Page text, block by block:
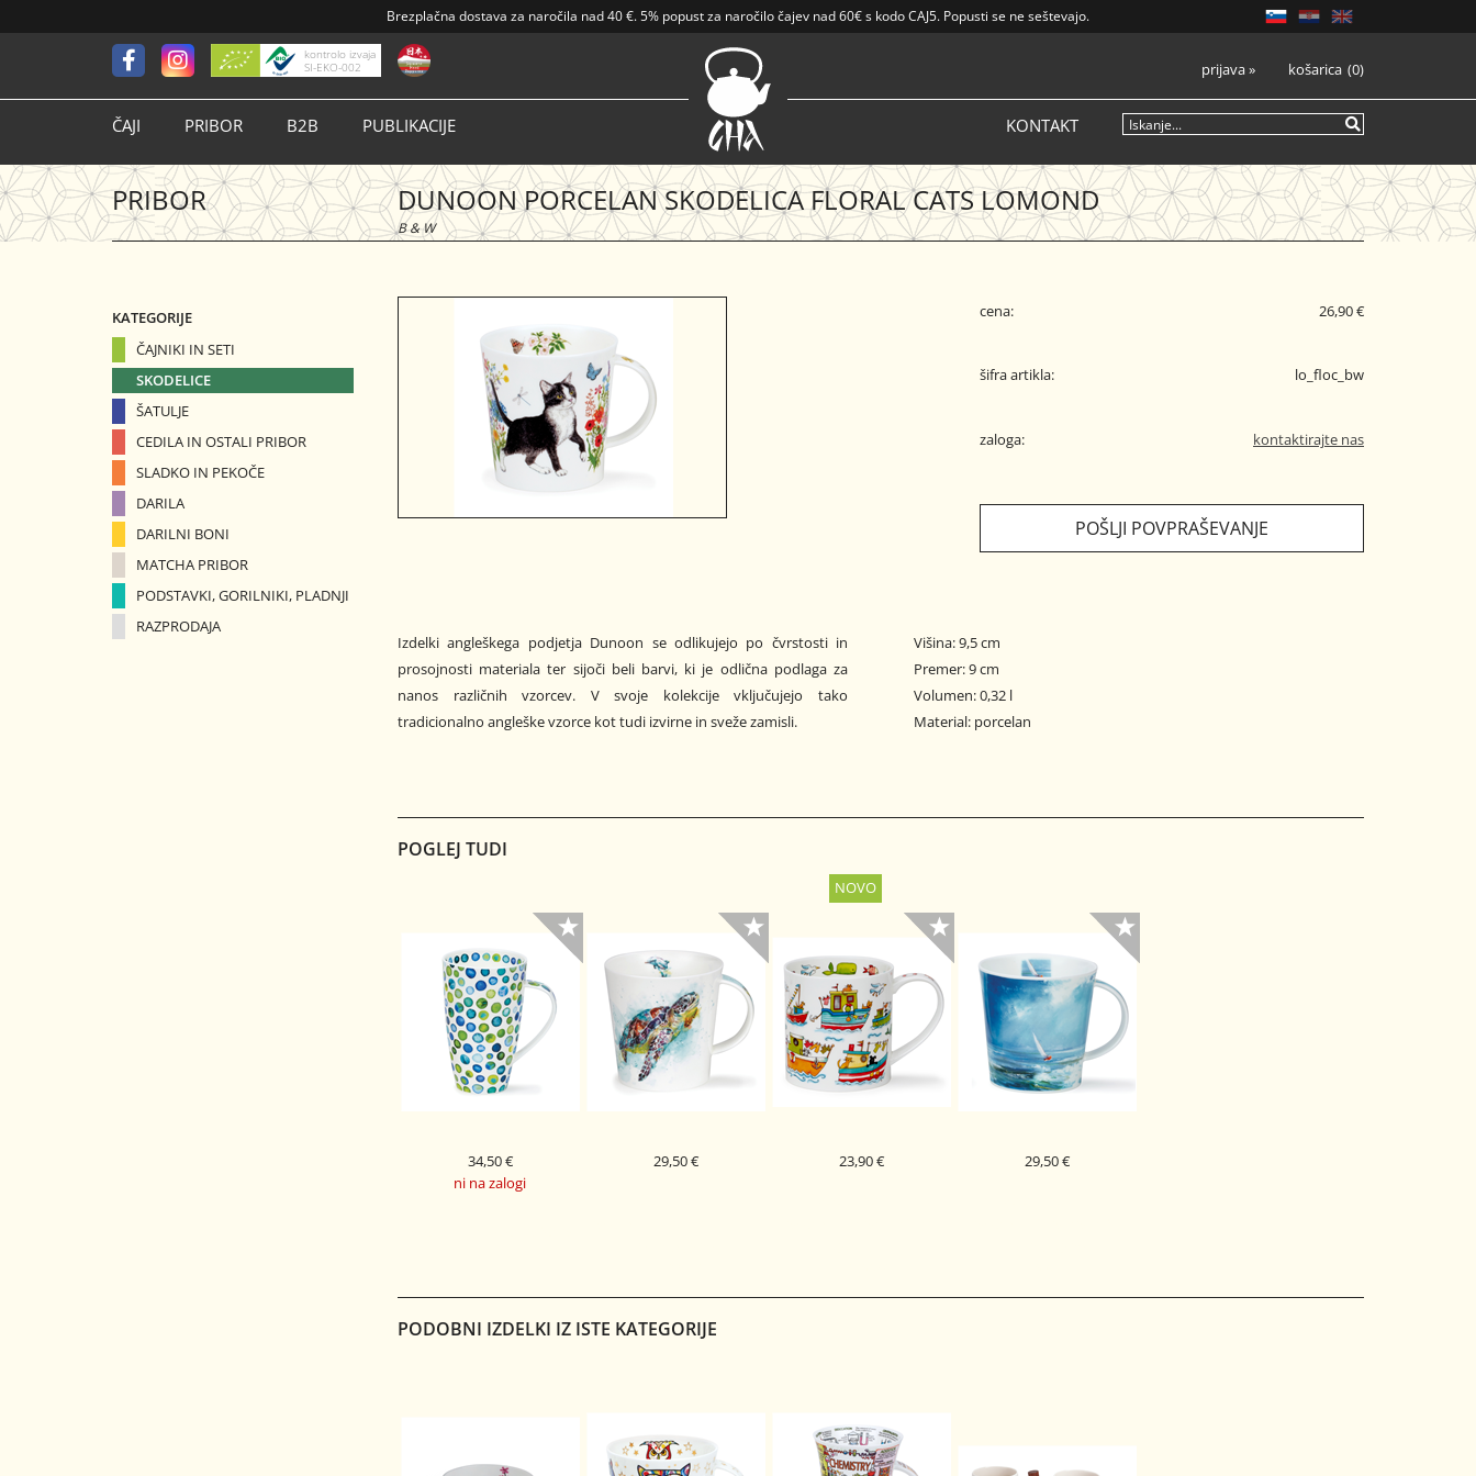
Brezplačna dostava za naročila nad40 €.5% popust za naročilo čajev nad 60€ s kodo CAJ5. Popusti se ne seštevajo.
kontrolo izvaja
SI-EKO-002
ČAJI PRIBOR B2B PUBLIKACIJE KONTAKT
košarica 0
prijava»
KATEGORIJE
ČAJNIKI IN SETI
SKODELICE
ŠATULJE
CEDILA IN OSTALI PRIBOR
SLADKO IN PEKOČE
DARILA
DARILNI BONI
MATCHA PRIBOR
PODSTAVKI, GORILNIKI, PLADNJI
RAZPRODAJA
PRIBOR DUNOON PORCELAN SKODELICA FLORAL CATS LOMOND
B & W
cena: 26,90 €
šifra artikla: lo_floc_bw
zaloga: kontaktirajte nas
POŠLJI POVPRAŠEVANJE
Izdelki angleškega podjetja Dunoon se odlikujejo po čvrstosti in
prosojnosti materiala ter sijoči beli barvi, ki je odlična podlaga za
nanos različnih vzorcev. V svoje kolekcije vključujejo tako
tradicionalno angleške vzorce kot tudi izvirne in sveže zamisli.
Višina: 9,5 cm
Premer: 9 cm
Volumen: 0,32 l
Material: porcelan
POGLEJ TUDI
ni na zalogi
34,50 €
29,50 €
23,90 €
29,50 €
PODOBNI IZDELKI IZ ISTE KATEGORIJE